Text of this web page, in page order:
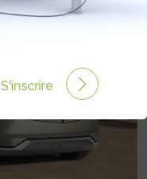
S'inscrire